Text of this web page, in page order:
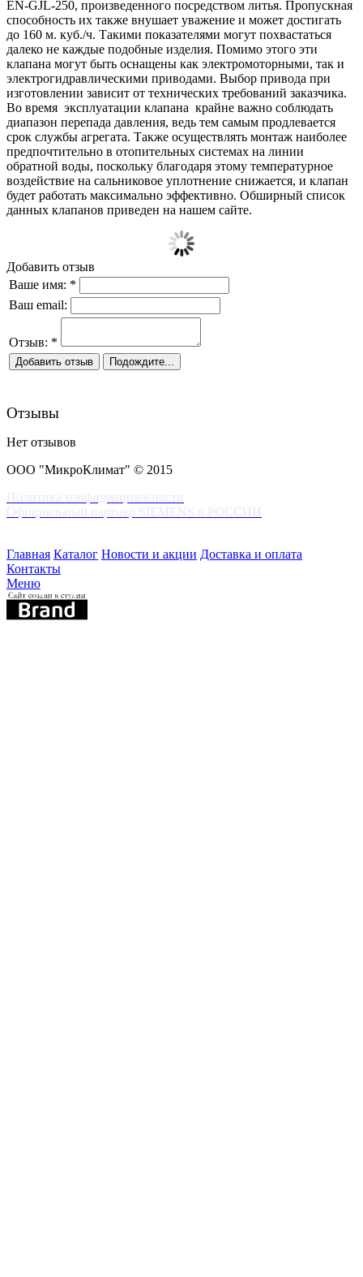
EN-GJL-250, произведенного посредством литья. Пропускная
способность их также внушает уважение и может достигать
до 160 м. куб./ч. Такими показателями могут похвастаться
далеко не каждые подобные изделия. Помимо этого эти
клапана могут быть оснащены как электромоторными, так и
электрогидравлическими приводами. Выбор привода при
изготовлении зависит от технических требований заказчика.
Во время эксплуатации клапана крайне важно соблюдать
диапазон перепада давления, ведь тем самым продлевается
срок службы агрегата. Также осуществлять монтаж наиболее
предпочтительно в отопительных системах на линии
обратной воды, поскольку благодаря этому температурное
воздействие на сальниковое уплотнение снижается, и клапан
будет работать максимально эффективно. Обширный список
данных клапанов приведен на нашем сайте.
Добавить отзыв
Ваше имя: *
Ваш email:
Отзыв: *
Отзывы
Нет отзывов
ООО "МикроКлимат" © 2015
Политика конфиденциальности
Официальный партнер SIEMENS в РОССИИ
Главная Каталог Новости и акции Доставка и оплата
Контакты
Меню